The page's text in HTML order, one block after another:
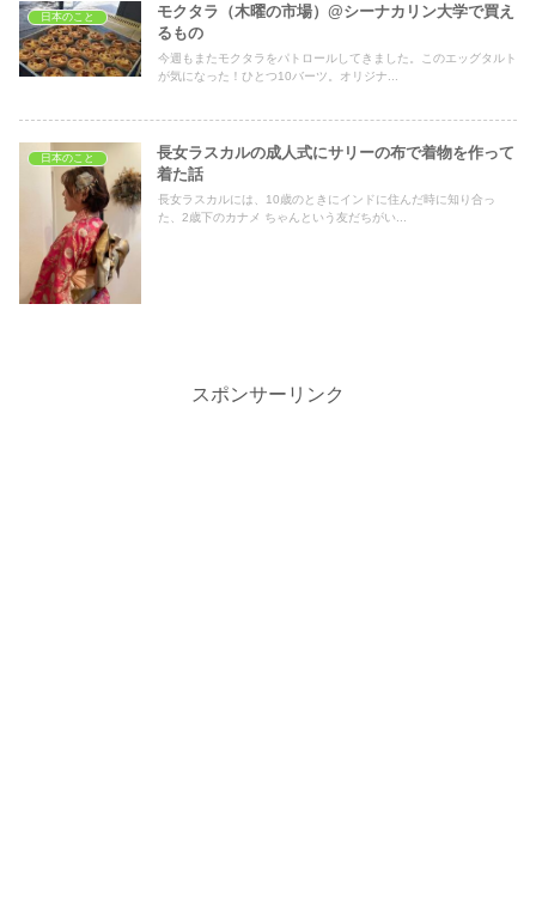
日本のこと
モクタラ（木曜の市場）@シーナカリン大学で買え
るもの
今週もまたモクタラをパトロールしてきました。このエッグタルト
が気になった！ひとつ10バーツ。オリジナ...
日本のこと
長女ラスカルの成人式にサリーの布で着物を作って
着た話
長女ラスカルには、10歳のときにインドに住んだ時に知り合っ
た、2歳下のカナメ ちゃんという友だちがい...
スポンサーリンク